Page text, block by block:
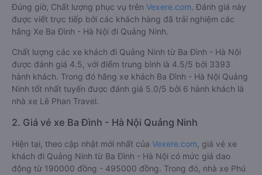
Đúng giờ, Chất lượng phục vụ trên Vexere.com. Đánh giá này
được viết trực tiếp bởi các khách hàng đã trải nghiệm các
hãng Xe Ba Đình - Hà Nội đi Quảng Ninh.
Chất lượng các xe khách đi Quảng Ninh từ Ba Đình - Hà Nội
được đánh giá 4.5, với điểm trung bình là 4.5/5 bởi 3393
hành khách. Trong đó hãng xe khách Ba Đình - Hà Nội Quảng
Ninh tốt nhất tuyến được đánh giá 5.0/5 bởi 6 hành khách là
nhà xe Lê Phan Travel.
2. Giá vé xe Ba Đình - Hà Nội Quảng Ninh
Hiện tại, theo cập nhật mới nhất của Vexere.com , giá vé xe
khách đi Quảng Ninh từ Ba Đình - Hà Nội có mức giá dao
động từ 190000 đồng - 495000 đồng. Trong đó, nhà xe Phú